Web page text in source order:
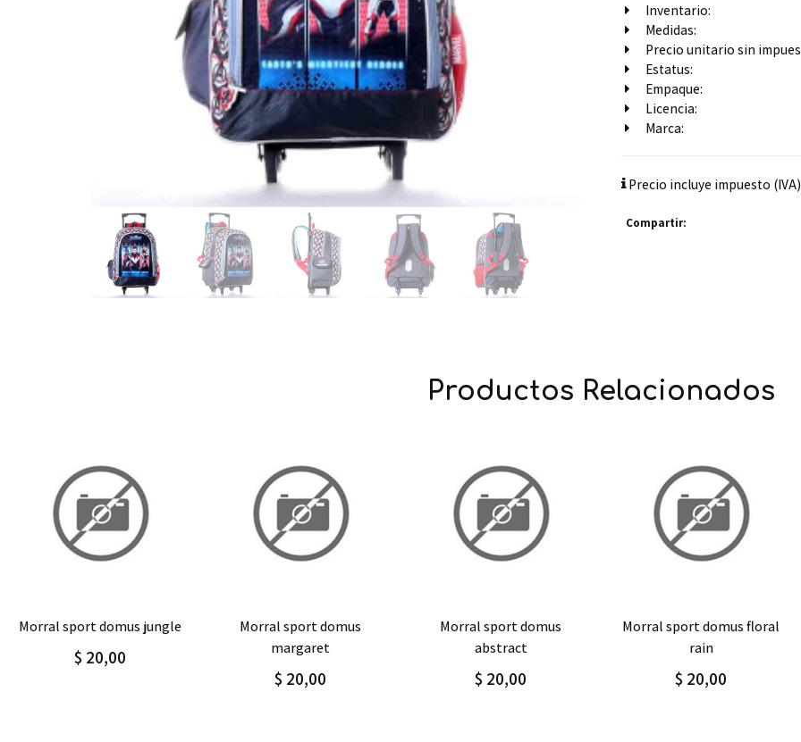
Inventario:
Medidas:
Precio unitario sin
Estatus:
Empaque:
Licencia:
Marca:
Precio incluye impuesto
Compartir:
Productos Relacionados
Agregar Detalle
morral sport domus
margaret
Agregar Detalle
morral sport domus
abstract
$ 20,00
Agregar Detalle
rain
$ 20,00
Agregar Detalle
mochila / morral grande
classic
$ 38,00